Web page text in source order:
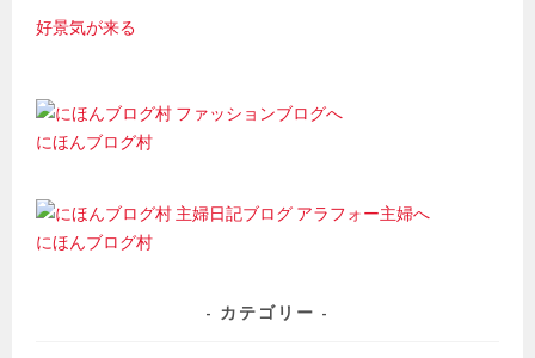
好景気が来る
にほんブログ村
にほんブログ村
カテゴリー